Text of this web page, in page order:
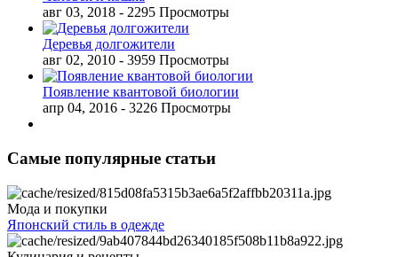
авг 03, 2018 - 2295 Просмотры
Деревья долгожители
авг 02, 2010 - 3959 Просмотры
Появление квантовой биологии
апр 04, 2016 - 3226 Просмотры
Самые популярные статьи
Мода и покупки
Японский стиль в одежде